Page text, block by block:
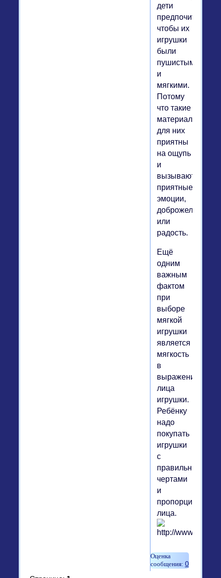
дети
предпочитают,
чтобы их
игрушки
были
пушистыми
и
мягкими.
Потому
что такие
материалы
для них
приятны
на ощупь
и
вызывают
приятные
эмоции,
или
радость.
Ещё
одним
важным
фактом
при
выборе
мягкой
игрушки
является
мягкость
в
выражении
лица
игрушки.
Ребёнку
надо
покупать
игрушки
с
правильными
чертами
и
пропорциями
лица.
0